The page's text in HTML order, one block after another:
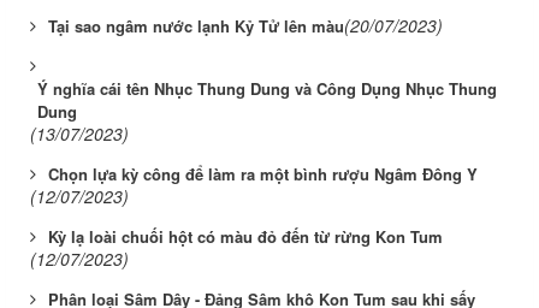
Tại sao ngâm nước lạnh Kỷ Tử lên màu(20/07/2023)
Ý nghĩa cái tên Nhục Thung Dung và Công Dụng Nhục Thung
Dung
(13/07/2023)
Chọn lựa kỳ công để làm ra một bình rượu Ngâm Đông Y
(12/07/2023)
Kỳ lạ loài chuối hột có màu đỏ đến từ rừng Kon Tum
(12/07/2023)
Phân loại Sâm Dây - Đảng Sâm khô Kon Tum sau khi sấy